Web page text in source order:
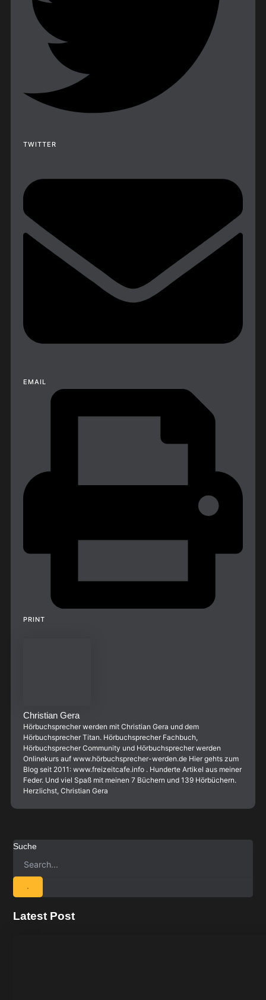
TWITTER
EMAIL
PRINT
Christian Gera
Hörbuchsprecher werden mit Christian Gera und dem
Hörbuchsprecher Titan. Hörbuchsprecher Fachbuch,
Hörbuchsprecher Community und Hörbuchsprecher werden
Onlinekurs auf www.hörbuchsprecher-werden.de Hier gehts zum
Blog seit 2011: www.freizeitcafe.info . Hunderte Artikel aus meiner
Feder. Und viel Spaß mit meinen 7 Büchern und 139 Hörbüchern.
Herzlichst, Christian Gera
Suche
Latest Post